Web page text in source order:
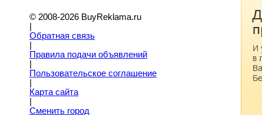
© 2008-2026 BuyReklama.ru
Обратная связь
Правила подачи объявлений
Пoльзовательское соглашение
Карта сайта
Сменить город